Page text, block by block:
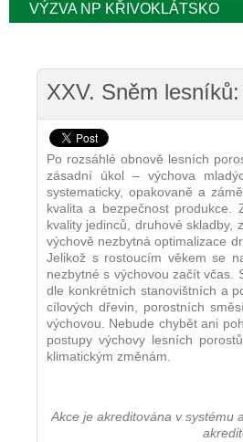
VÝZVA NP KŘIVOKLÁTSKO
XXV. Sněm
Po rozsáhlé obnově lesních
zásadní úkol – výchova
systematicky, opakovaně a
kvalita a bezpečnost produkce.
kvality jedinců, druhové
výchově nezbytná optimalizace
Jelikož s rostoucím věkem se
nezbytné s výchovou začít včas.
dle konkrétních stanovištních a
cílových dřevin, porostních
výchovou. Nebude chybět ani
postupy výchovy lesních
klimatickým změnám.
Akce je akreditována v systému